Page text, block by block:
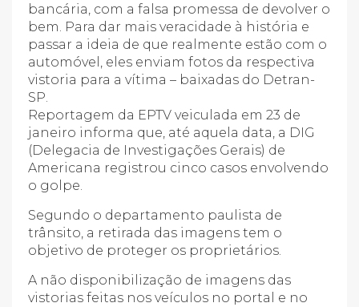
bancária, com a falsa promessa de devolver o
bem. Para dar mais veracidade à história e
passar a ideia de que realmente estão com o
automóvel, eles enviam fotos da respectiva
vistoria para a vítima – baixadas do Detran-
SP.
Reportagem da EPTV veiculada em 23 de
janeiro informa que, até aquela data, a DIG
(Delegacia de Investigações Gerais) de
Americana registrou cinco casos envolvendo
o golpe.
Segundo o departamento paulista de
trânsito, a retirada das imagens tem o
objetivo de proteger os proprietários.
A não disponibilização de imagens das
vistorias feitas nos veículos no portal e no